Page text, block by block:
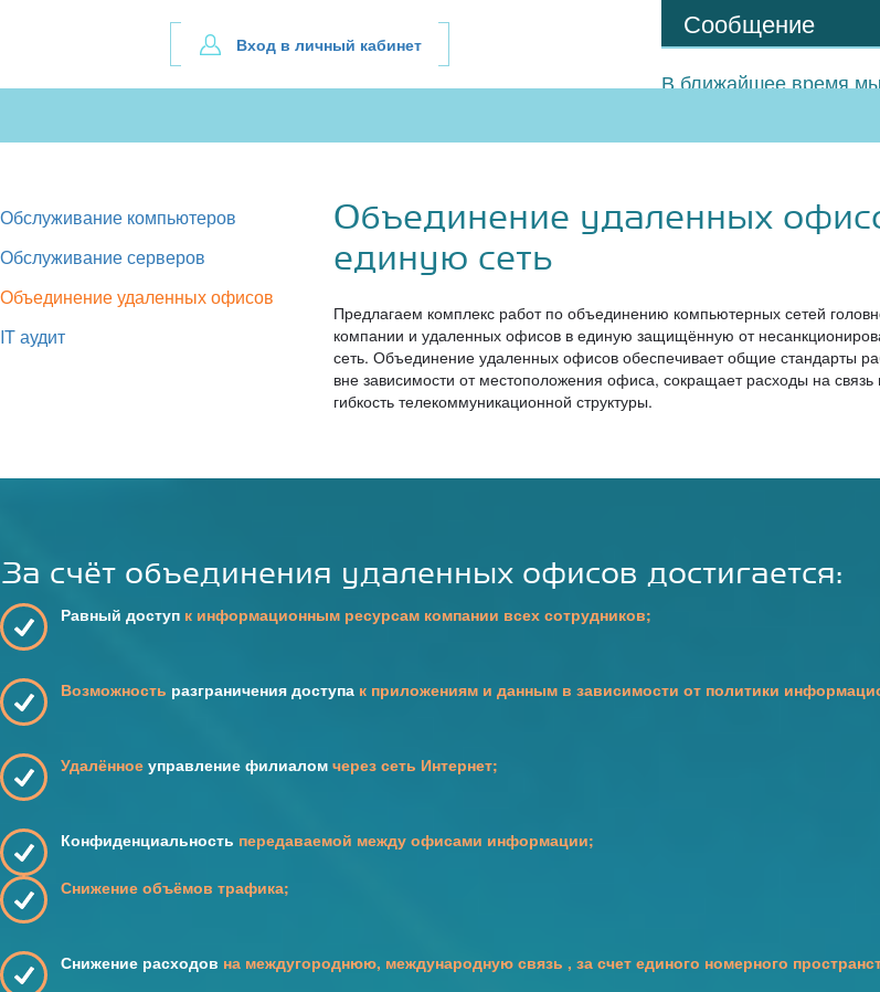
Вход в личный кабинет
Сообщение
В ближайшее время
Обслуживание компьютеров
Обслуживание серверов
Объединение удаленных офисов
IT аудит
Объединение удаленных
единую сеть
Предлагаем комплекс работ по объединению компьютерных сетей
компании и удаленных офисов в единую защищённую от
сеть. Объединение удаленных офисов обеспечивает общие стандарты
вне зависимости от местоположения офиса, сокращает расходы на связь
гибкость телекоммуникационной структуры.
За счёт объединения удаленных офисов достигается:
Равный доступ к информационным ресурсам компании всех сотрудников;
Возможность разграничения доступа к приложениям и данным в зависимости от политики
Удалённое управление филиалом через сеть Интернет;
Конфиденциальность передаваемой между офисами информации;
Снижение объёмов трафика;
Снижение расходов на междугороднюю, международную связь , за счет единого номерного